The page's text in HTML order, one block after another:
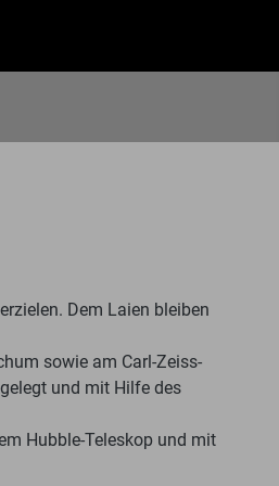
Dem Laien bleiben
sowie am Carl-Zeiss-
und mit Hilfe des
Hubble-Teleskop und mit